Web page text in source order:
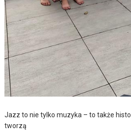
Jazz to nie tylko muzyka – to także
tworzą